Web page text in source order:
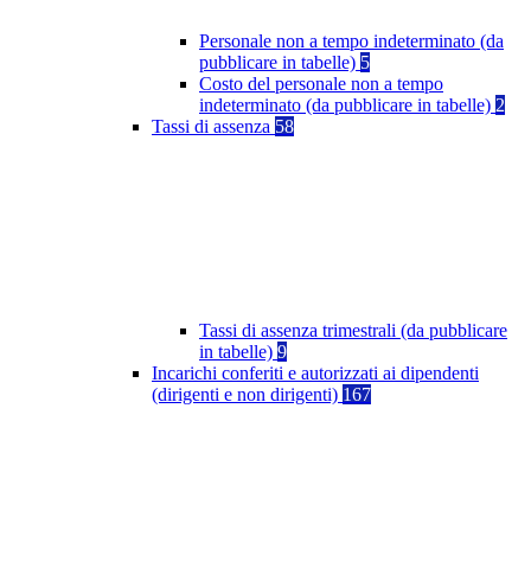
Personale non a tempo indeterminato (da
pubblicare in tabelle) 5
Costo del personale non a tempo
indeterminato (da pubblicare in tabelle) 2
Tassi di assenza 58
Tassi di assenza trimestrali (da pubblicare
in tabelle) 9
Incarichi conferiti e autorizzati ai dipendenti
(dirigenti e non dirigenti) 167